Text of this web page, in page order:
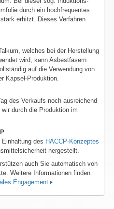
durch ein hochfrequentes
erhitzt. Dieses Verfahren
welches bei der Herstellung
wird, kann Asbestfasern
auf die Verwendung von
Kapsel-Produktion.
des Verkaufs noch ausreichend
durch die Produktion im
Einhaltung des HACCP-Konzeptes
hergestellt.
auch Sie automatisch von
Weitere Informationen finden
Engagement